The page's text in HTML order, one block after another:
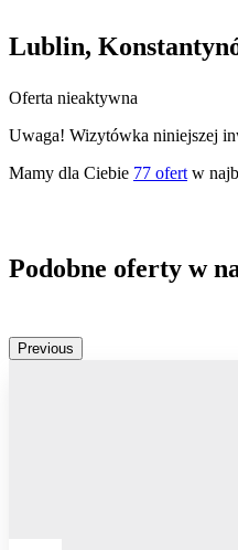
Lublin,
Oferta nieaktywna
Uwaga! Wizytówka niniejszej
Mamy dla Ciebie 77 ofert w
Podobne oferty w
Previous